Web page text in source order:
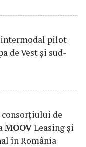
intermodal pilot
de Vest și sud-
consorțiului de
MOOVLeasing și
în România